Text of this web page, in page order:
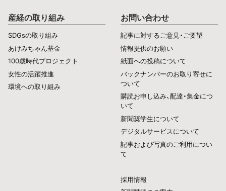
産経の取り組み
SDGsの取り組み
あけみちゃん基金
100歳時代プロジェクト
女性の活躍推進
環境への取り組み
お問い合わせ
記事に対するご意見・ご要望
情報提供のお願い
紙面への投稿について
バックナンバーのお取り寄せに
ついて
購読お申し込み、配達・集金につ
いて
新聞奨学生について
デジタルサービスについて
記事および写真のご利用につい
て
採用情報